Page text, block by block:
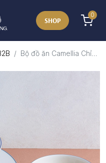
SHOP
0
Bộ đồ ăn Camellia Chỉ...